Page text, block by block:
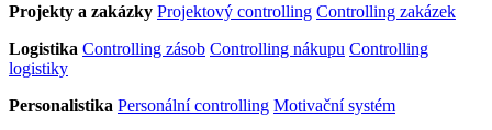
Projekty a zakázky Projektový controlling Controlling zakázek
Logistika Controlling zásob Controlling nákupu Controlling
logistiky
Personalistika Personální controlling Motivační systém